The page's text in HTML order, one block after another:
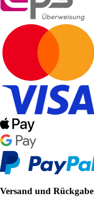
Versand und Rückgabe